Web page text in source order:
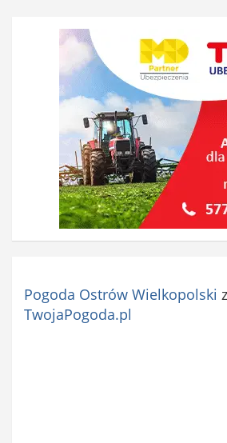
Pogoda Ostrów Wielkopolski
TwojaPogoda.pl